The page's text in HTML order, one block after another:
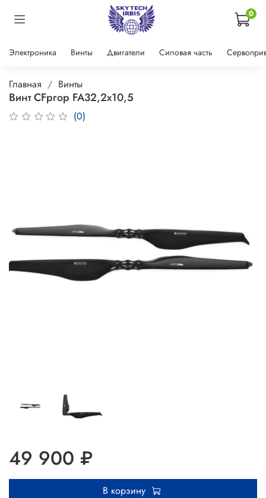
0
Электроника Винты Двигатели Силовая часть
Главная Винты
Винт CFprop FA32,2x10,5
(0)
49 900 ₽
В корзину